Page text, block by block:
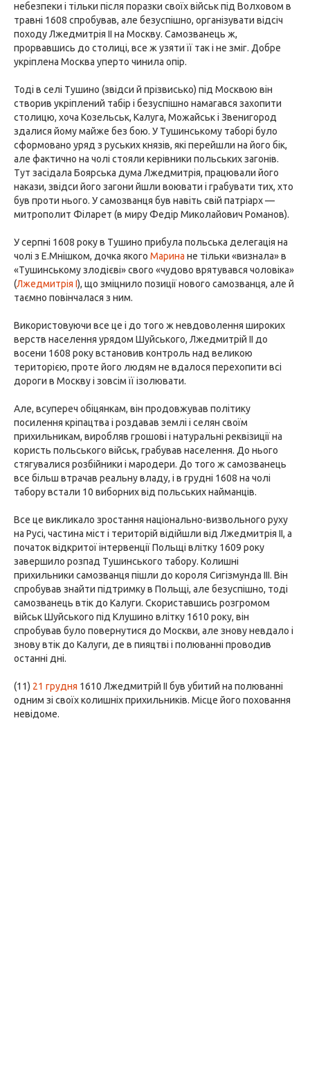
небезпеки і тільки після поразки своїх військ під Волховом в
травні 1608 спробував, але безуспішно, організувати відсіч
походу Лжедмитрія II на Москву. Самозванець ж,
прорвавшись до столиці, все ж узяти її так і не зміг. Добре
укріплена Москва уперто чинила опір.
Тоді в селі Тушино (звідси й прізвисько) під Москвою він
створив укріплений табір і безуспішно намагався захопити
столицю, хоча Козельськ, Калуга, Можайськ і Звенигород
здалися йому майже без бою. У Тушинському таборі було
сформовано уряд з руських князів, які перейшли на його бік,
але фактично на чолі стояли керівники польських загонів.
Тут засідала Боярська дума Лжедмитрія, працювали його
накази, звідси його загони йшли воювати і грабувати тих, хто
був проти нього. У самозванця був навіть свій патріарх —
митрополит Філарет (в миру Федір Миколайович Романов).
У серпні 1608 року в Тушино прибула польська делегація на
чолі з Е.Мнішком, дочка якого Марина не тільки «визнала» в
«Тушинському злодієві» свого «чудово врятувався чоловіка»
(Лжедмитрія I), що зміцнило позиції нового самозванця, але й
таємно повінчалася з ним.
Використовуючи все це і до того ж невдоволення широких
верств населення урядом Шуйського, Лжедмитрій II до
восени 1608 року встановив контроль над великою
територією, проте його людям не вдалося перехопити всі
дороги в Москву і зовсім її ізолювати.
Але, всупереч обіцянкам, він продовжував політику
посилення кріпацтва і роздавав землі і селян своїм
прихильникам, виробляв грошові і натуральні реквізиції на
користь польського військ, грабував населення. До нього
стягувалися розбійники і мародери. До того ж самозванець
все більш втрачав реальну владу, і в грудні 1608 на чолі
табору встали 10 виборних від польських найманців.
Все це викликало зростання національно-визвольного руху
на Русі, частина міст і територій відійшли від Лжедмитрія II, а
початок відкритої інтервенції Польщі влітку 1609 року
завершило розпад Тушинського табору. Колишні
прихильники самозванця пішли до короля Сигізмунда III. Він
спробував знайти підтримку в Польщі, але безуспішно, тоді
самозванець втік до Калуги. Скориставшись розгромом
військ Шуйського під Клушино влітку 1610 року, він
спробував було повернутися до Москви, але знову невдало і
знову втік до Калуги, де в пияцтві і полюванні проводив
останні дні.
(11) 21 грудня 1610 Лжедмитрій II був убитий на полюванні
одним зі своїх колишніх прихильників. Місце його поховання
невідоме.